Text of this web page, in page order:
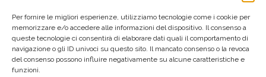
Per fornire le migliori esperienze, utilizziamo tecnologie come i cookie per
memorizzare e/o accedere alle informazioni del dispositivo. Il consenso a
queste tecnologie ci consentirà di elaborare dati quali il comportamento di
navigazione o gli ID univoci su questo sito. Il mancato consenso o la revoca
del consenso possono influire negativamente su alcune caratteristiche e
funzioni.
AREA RISERVATA
FACEBOOK